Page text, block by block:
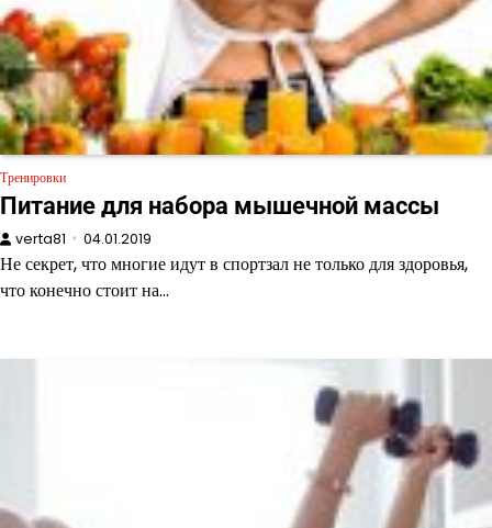
Тренировки
Питание для набора мышечной массы
verta81 04.01.2019
Не секрет, что многие идут в спортзал не только для здоровья,
что конечно стоит на…